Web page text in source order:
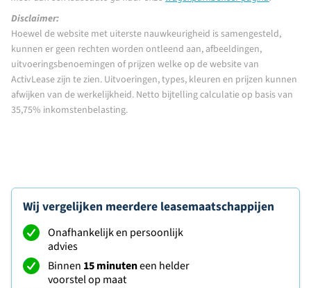
Disclaimer:
Hoewel de website met uiterste nauwkeurigheid is samengesteld,
kunnen er geen rechten worden ontleend aan, afbeeldingen,
uitvoeringsbenoemingen of prijzen welke op de website van
ActivLease zijn te zien. Uitvoeringen, types, kleuren en prijzen kunnen
afwijken van de werkelijkheid. Netto bijtelling calculatie op basis van
35,75% inkomstenbelasting.
Wij vergelijken meerdere leasemaatschappijen
Onafhankelijk en persoonlijk
advies
Binnen 15 minuteneen helder
voorstel op maat